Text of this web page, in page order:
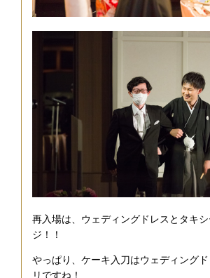
再入場は、ウェディングドレスとタキ
ジ！！
やっぱり、ケーキ入刀はウェディング
リですね！